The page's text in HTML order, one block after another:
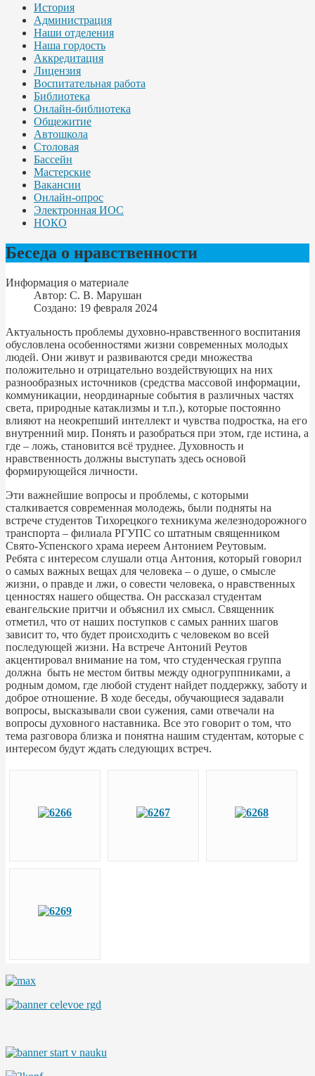
История
Администрация
Наши отделения
Наша гордость
Аккредитация
Лицензия
Воспитательная работа
Библиотека
Онлайн-библиотека
Общежитие
Автошкола
Столовая
Бассейн
Мастерские
Вакансии
Онлайн-опрос
Электронная ИОС
НОКО
Беседа о нравственности
Информация о материале
Автор: С. В. Марушан
Создано: 19 февраля 2024
Актуальность проблемы духовно-нравственного воспитания
обусловлена особенностями жизни современных молодых
людей. Они живут и развиваются среди множества
положительно и отрицательно воздействующих на них
разнообразных источников (средства массовой информации,
коммуникации, неординарные события в различных частях
света, природные катаклизмы и т.п.), которые постоянно
влияют на неокрепший интеллект и чувства подростка, на его
внутренний мир. Понять и разобраться при этом, где истина, а
где – ложь, становится всё труднее. Духовность и
нравственность должны выступать здесь основой
формирующейся личности.
Эти важнейшие вопросы и проблемы, с которыми
сталкивается современная молодежь, были подняты на
встрече студентов Тихорецкого техникума железнодорожного
транспорта – филиала РГУПС со штатным священником
Свято-Успенского храма иереем Антонием Реутовым.
Ребята с интересом слушали отца Антония, который говорил
о самых важных вещах для человека – о душе, о смысле
жизни, о правде и лжи, о совести человека, о нравственных
ценностях нашего общества. Он рассказал студентам
евангельские притчи и объяснил их смысл. Священник
отметил, что от наших поступков с самых ранних шагов
зависит то, что будет происходить с человеком во всей
последующей жизни. На встрече Антоний Реутов
акцентировал внимание на том, что студенческая группа
должна быть не местом битвы между одногруппниками, а
родным домом, где любой студент найдет поддержку, заботу и
доброе отношение. В ходе беседы, обучающиеся задавали
вопросы, высказывали свои сужения, сами отвечали на
вопросы духовного наставника. Все это говорит о том, что
тема разговора близка и понятна нашим студентам, которые с
интересом будут ждать следующих встреч.